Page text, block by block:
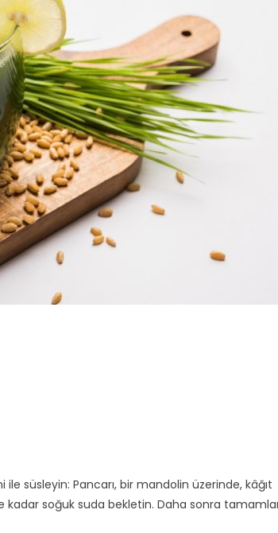
süsleyin: Pancarı, bir mandolin üzerinde, kâğıt
kadar soğuk suda bekletin. Daha sonra